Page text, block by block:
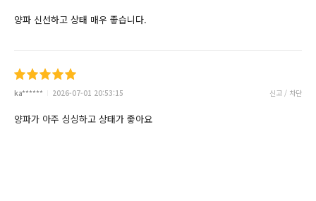
양파 신선하고 상태 매우 좋습니다.
ka****** 2026-07-01 20:53:15 신고 / 차단
양파가 아주 싱싱하고 상태가 좋아요